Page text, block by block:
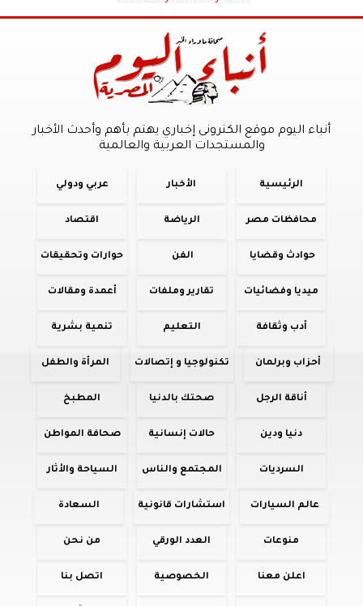
أنباء اليوم موقع الكترونى إخباري يهتم بأهم وأحدث الأخبار
والمستجدات العربية والعالمية
الرئيسية الأخبار عربي ودولي
محافظات مصر الرياضة اقتصاد
حوادث وقضايا الفن حوارات وتحقيقات
ميديا وفضائيات تقارير وملفات أعمدة ومقالات
أدب وثقافة التعليم تنمية بشرية
أحزاب وبرلمان تكنولوجيا و إتصالات المرأة والطفل
أناقة الرجل صحتك بالدنيا المطبخ
دنيا ودين حالات إنسانية صحافة المواطن
السرديات المجتمع والناس السياحة والأثار
عالم السيارات استشارات قانونية السعادة
منوعات العدد الورقي من نحن
اعلن معنا الخصوصية اتصل بنا